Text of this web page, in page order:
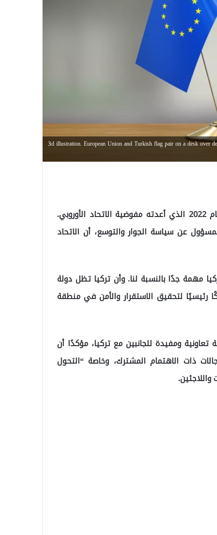
3d illustration. European Union and Turkish flag pair on a desk over
ناقشت الجمعية العامة للبرلمان الأوروبي تقرير تركيا لعام 2022 الذي أعدته مفوضية الاتحاد الأوروبي.
عن سياسة الجوار والتوسع، أن الاتحاد
مهمة جدًا بالنسبة لنا. وأن تركيا تظل دولة
لتحقيق الاستقرار والأمن في منطقة
تعاونية ومفيدة للجانبين مع تركيا، مؤكدًا أن
ذات الاهتمام المشترك، وخاصة “التحول